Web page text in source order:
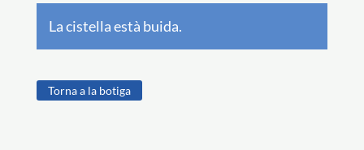
La cistella està buida.
Torna a la botiga